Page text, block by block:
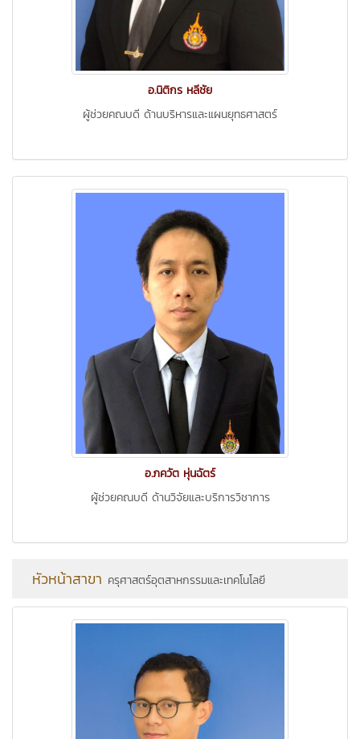
อ.นิติกร หลีชัย
ผู้ช่วยคณบดี ด้านบริหารและแผนยุทธศาสตร์
อ.ภควัต หุ่นฉัตร์
ผู้ช่วยคณบดี ด้านวิจัยและบริการวิชาการ
หัวหน้าสาขา ครุศาสตร์อุตสาหกรรมและเทคโนโลยี